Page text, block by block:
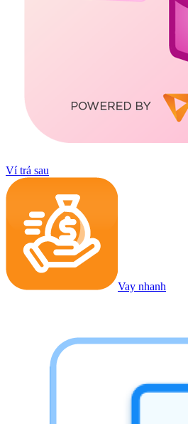
Ví trả sau
Vay nhanh